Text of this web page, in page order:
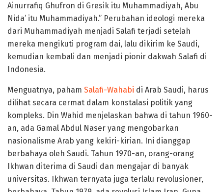
Ainurrafiq Ghufron di Gresik itu Muhammadiyah, Abu
Nida’ itu Muhammadiyah.” Perubahan ideologi mereka
dari Muhammadiyah menjadi Salafi terjadi setelah
mereka mengikuti program dai, lalu dikirim ke Saudi,
kemudian kembali dan menjadi pionir dakwah Salafi di
Indonesia.
Menguatnya, paham Salafi-Wahabi di Arab Saudi, harus
dilihat secara cermat dalam konstalasi politik yang
kompleks. Din Wahid menjelaskan bahwa di tahun 1960-
an, ada Gamal Abdul Naser yang mengobarkan
nasionalisme Arab yang kekiri-kirian. Ini dianggap
berbahaya oleh Saudi. Tahun 1970-an, orang-orang
Ikhwan diterima di Saudi dan mengajar di banyak
universitas. Ikhwan ternyata juga terlalu revolusioner,